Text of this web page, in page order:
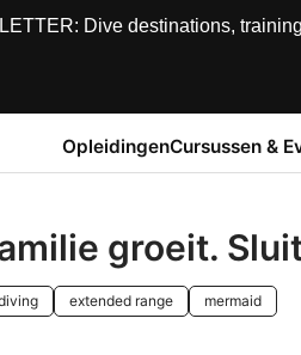
Dive destinations,
OpleidingenCursussen &
groeit.
extended range mermaid